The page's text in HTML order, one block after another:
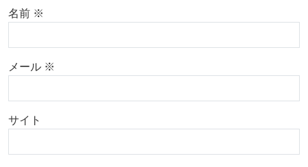
名前 ※
メール ※
サイト